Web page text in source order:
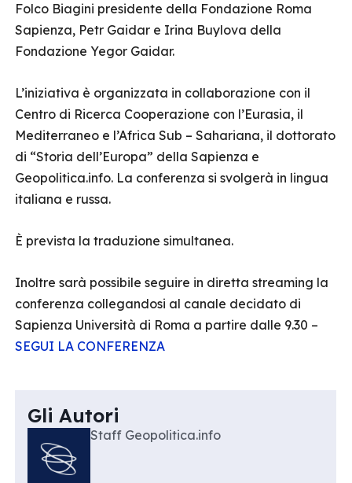
Folco Biagini presidente della Fondazione Roma
Sapienza, Petr Gaidar e Irina Buylova della
Fondazione Yegor Gaidar.
L’iniziativa è organizzata in collaborazione con il
Centro di Ricerca Cooperazione con l’Eurasia, il
Mediterraneo e l’Africa Sub – Sahariana, il dottorato
di “Storia dell’Europa” della Sapienza e
Geopolitica.info. La conferenza si svolgerà in lingua
italiana e russa.
È prevista la traduzione simultanea.
Inoltre sarà possibile seguire in diretta streaming la
conferenza collegandosi al canale decidato di
Sapienza Università di Roma a partire dalle 9.30 –
SEGUI LA CONFERENZA
Gli Autori
Staff Geopolitica.info